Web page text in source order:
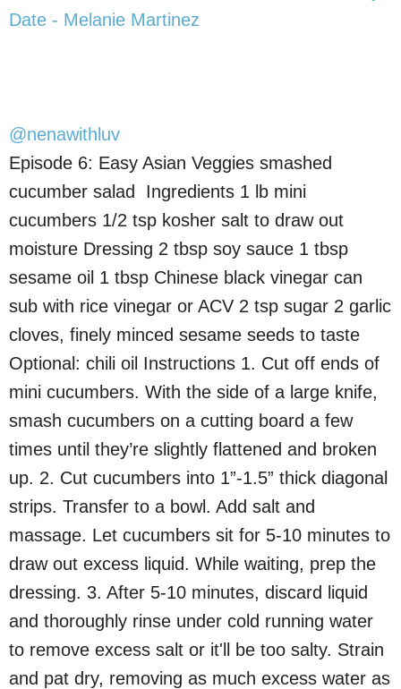
Date - Melanie Martinez
@nenawithluv
Episode 6: Easy Asian Veggies smashed
cucumber salad ️ Ingredients 1 lb mini
cucumbers 1/2 tsp kosher salt to draw out
moisture Dressing 2 tbsp soy sauce 1 tbsp
sesame oil 1 tbsp Chinese black vinegar can
sub with rice vinegar or ACV 2 tsp sugar 2 garlic
cloves, finely minced sesame seeds to taste
Optional: chili oil Instructions 1. Cut off ends of
mini cucumbers. With the side of a large knife,
smash cucumbers on a cutting board a few
times until they’re slightly flattened and broken
up. 2. Cut cucumbers into 1”-1.5” thick diagonal
strips. Transfer to a bowl. Add salt and
massage. Let cucumbers sit for 5-10 minutes to
draw out excess liquid. While waiting, prep the
dressing. 3. After 5-10 minutes, discard liquid
and thoroughly rinse under cold running water
to remove excess salt or it'll be too salty. Strain
and pat dry, removing as much excess water as